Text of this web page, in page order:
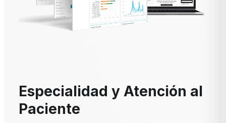
Especialidad y Atención al
Paciente